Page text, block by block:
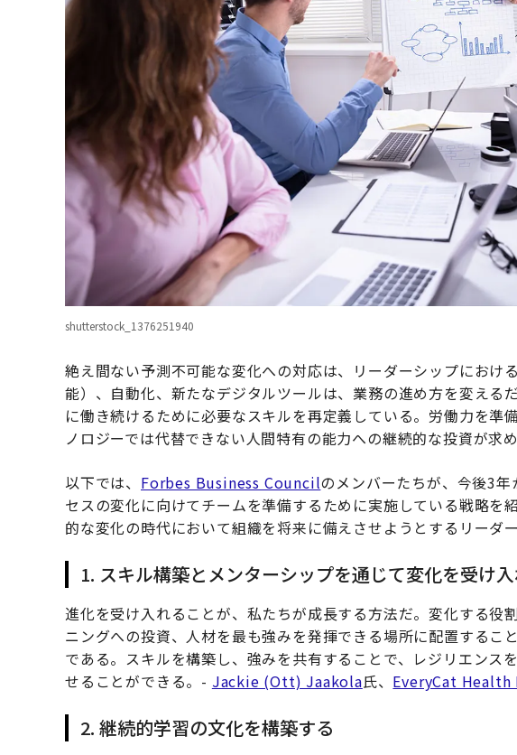
shutterstock_1376251940
絶え間ない予測不可能な変化への対応は、リーダーシップにおけ
能）、自動化、新たなデジタルツールは、業務の進め方を変える
に働き続けるために必要なスキルを再定義している。労働力を準
ノロジーでは代替できない人間特有の能力への継続的な投資が求め
以下では、 Forbes Business Councilのメンバーたちが、今後3
セスの変化に向けてチームを準備するために実施している戦略を
的な変化の時代において組織を将来に備えさせようとするリーダ
1. スキル構築とメンターシップを通じて変化を受け
進化を受け入れることが、私たちが成長する方法だ。変化する役
ニングへの投資、人材を最も強みを発揮できる場所に配置するこ
である。スキルを構築し、強みを共有することで、レジリエンス
せることができる。- Jackie (Ott) Jaakola氏、 EveryCat
2. 継続的学習の文化を構築する